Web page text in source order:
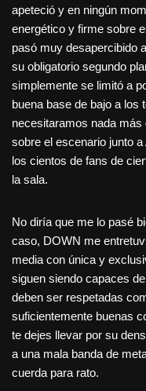
apeteció y en ningún
energético y firme sobre
pasó muy desapercibido
su obligatorio segundo
simplemente se limitó a
buena base de bajo a los
necesitaramos nada
sobre el escenario junto
los cientos de fans de
la sala.
No diría que me lo pasé
caso, DOWN me
media con única y
siguen siendo capaces
deben ser respetadas
suficientemente buenas
te dejes llevar por su
a una mala banda de
cuerda para rato.